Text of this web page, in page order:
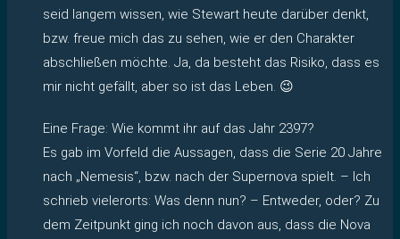
seid langem wissen, wie Stewart heute darüber denkt,
bzw. freue mich das zu sehen, wie er den Charakter
abschließen möchte. Ja, da besteht das Risiko, dass es
mir nicht gefällt, aber so ist das Leben. 😉
Eine Frage: Wie kommt ihr auf das Jahr 2397?
Es gab im Vorfeld die Aussagen, dass die Serie 20 Jahre
nach „Nemesis“, bzw. nach der Supernova spielt. – Ich
schrieb vielerorts: Was denn nun? – Entweder, oder? Zu
dem Zeitpunkt ging ich noch davon aus, dass die Nova